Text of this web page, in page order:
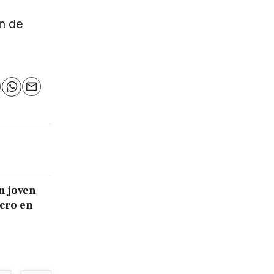
de
WhatsApp
Email
joven
en